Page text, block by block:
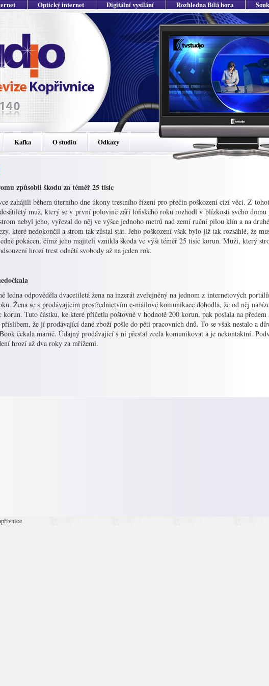
Optický internet Digitální vysílání Rozhledna Bílá hora
Kafka O studiu Odkazy
způsobil škodu za téměř 25 tisíc
zahájili během úterního dne úkony trestního řízení pro přečin poškození cizí věci. Z
muž, který se v první polovině září loňského roku rozhodl v blízkosti svého domu
nebyl jeho, vyřezal do něj ve výšce jednoho metrů nad zemí ruční pilou klín a na
které nedokončil a strom tak zůstal stát. Jeho poškození však bylo již tak rozsáhlé, že
pokácen, čímž jeho majiteli vznikla škoda ve výši téměř 25 tisíc korun. Muži, který
hrozí trest odnětí svobody až na jeden rok.
ledna odpověděla dvacetiletá žena na inzerát zveřejněný na jednom z internetových
Žena se s prodávajícím prostřednictvím e-mailové komunikace dohodla, že od něj
Tuto částku, ke které přičetla poštovné v hodnotě 200 korun, pak poslala na předem
že jí prodávající dané zboží pošle do pěti pracovních dnů. To se však nestalo a
čekala marně. Údajný prodávající s ní přestal zcela komunikovat a je nekontaktní.
hrozí až dva roky za mřížemi.